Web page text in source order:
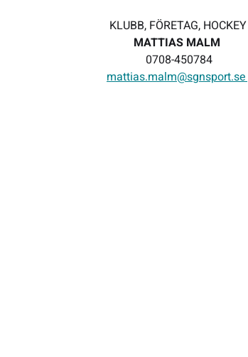
KLUBB, FÖRETAG, HOCKEY
MATTIAS MALM
0708-450784
mattias.malm@sgnsport.se